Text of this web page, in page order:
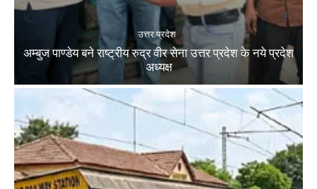
उत्तर प्रदेश
अम्बुज पाण्डेय बने राष्ट्रीय रुद्र वीर सेना उत्तर प्रदेश के नये प्रदेश
अध्यक्ष